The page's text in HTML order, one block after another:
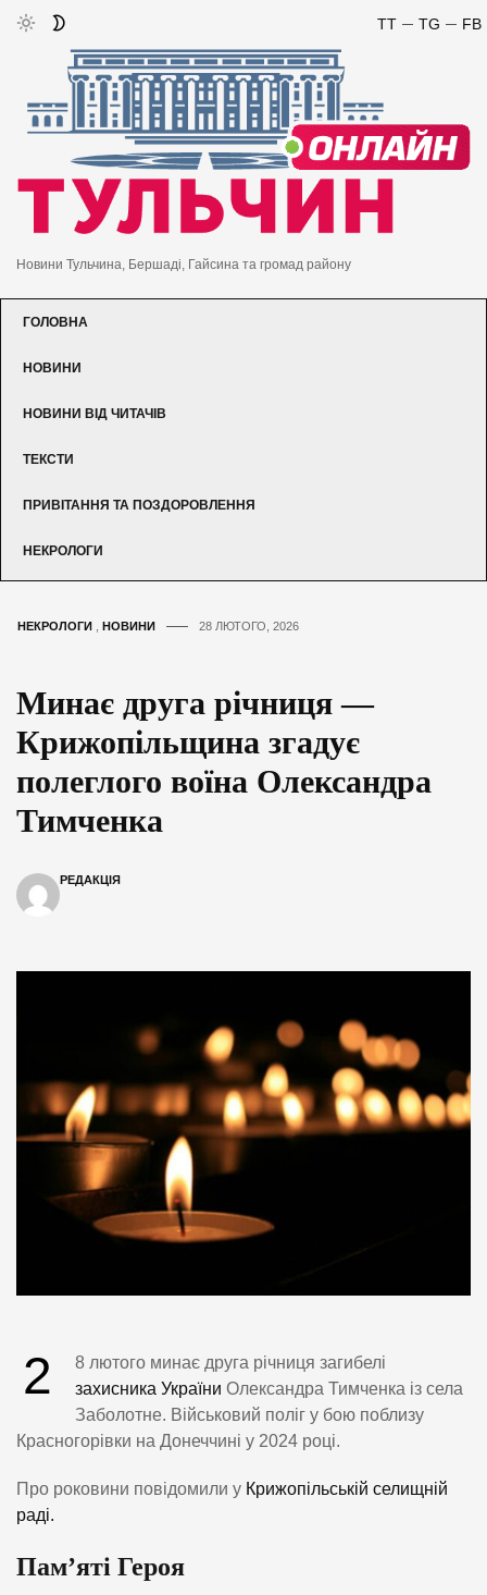
FB
TG
TT
Новини Тульчина, Бершаді, Гайсина та громад району
ГОЛОВНА
НОВИНИ
НОВИНИ ВІД ЧИТАЧІВ
ТЕКСТИ
ПРИВІТАННЯ ТА ПОЗДОРОВЛЕННЯ
НЕКРОЛОГИ
НЕКРОЛОГИ НОВИНИ 28 ЛЮТОГО, 2026
Минає друга річниця —
Крижопільщина згадує
полеглого воїна Олександра
Тимченка
РЕДАКЦІЯ
2
8 лютого минає друга річниця загибелі
захисника України Олександра Тимченка із села
Заболотне. Військовий поліг у бою поблизу
Красногорівки на Донеччині у 2024 році.
Про роковини повідомили у Крижопільській селищній
раді.
Пам’яті Героя